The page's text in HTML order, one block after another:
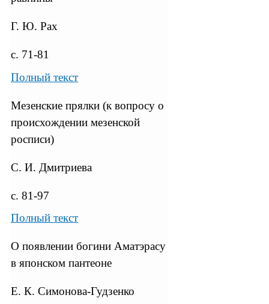
Г. Ю. Рах
с. 71-81
Полный текст
Мезенские прялки (к вопросу о
происхождении мезенской
росписи)
С. И. Дмитриева
с. 81-97
Полный текст
О появлении богини Аматэрасу
в японском пантеоне
Е. К. Симонова-Гудзенко